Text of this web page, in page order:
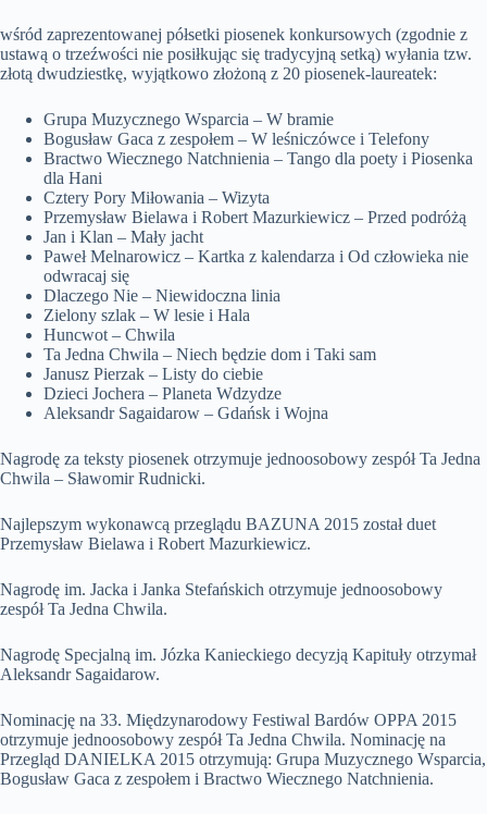
wśród zaprezentowanej półsetki piosenek konkursowych (zgodnie z
ustawą o trzeźwości nie posiłkując się tradycyjną setką) wyłania tzw.
złotą dwudziestkę, wyjątkowo złożoną z 20 piosenek-laureatek:
Grupa Muzycznego Wsparcia – W bramie
Bogusław Gaca z zespołem – W leśniczówce i Telefony
Bractwo Wiecznego Natchnienia – Tango dla poety i Piosenka
dla Hani
Cztery Pory Miłowania – Wizyta
Przemysław Bielawa i Robert Mazurkiewicz – Przed podróżą
Jan i Klan – Mały jacht
Paweł Melnarowicz – Kartka z kalendarza i Od człowieka nie
odwracaj się
Dlaczego Nie – Niewidoczna linia
Zielony szlak – W lesie i Hala
Huncwot – Chwila
Ta Jedna Chwila – Niech będzie dom i Taki sam
Janusz Pierzak – Listy do ciebie
Dzieci Jochera – Planeta Wdzydze
Aleksandr Sagaidarow – Gdańsk i Wojna
Nagrodę za teksty piosenek otrzymuje jednoosobowy zespół Ta Jedna
Chwila – Sławomir Rudnicki.
Najlepszym wykonawcą przeglądu BAZUNA 2015 został duet
Przemysław Bielawa i Robert Mazurkiewicz.
Nagrodę im. Jacka i Janka Stefańskich otrzymuje jednoosobowy
zespół Ta Jedna Chwila.
Nagrodę Specjalną im. Józka Kanieckiego decyzją Kapituły otrzymał
Aleksandr Sagaidarow.
Nominację na 33. Międzynarodowy Festiwal Bardów OPPA 2015
otrzymuje jednoosobowy zespół Ta Jedna Chwila. Nominację na
Przegląd DANIELKA 2015 otrzymują: Grupa Muzycznego Wsparcia,
Bogusław Gaca z zespołem i Bractwo Wiecznego Natchnienia.